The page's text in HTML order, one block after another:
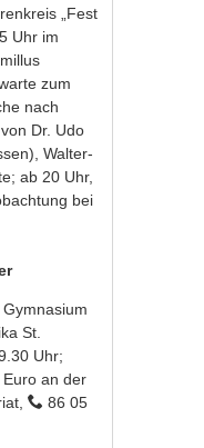
„Fest
Uhr im
zum
nach
Dr. Udo
Walter-
ab 20 Uhr,
bei
St.
Uhr;
an der
86 05